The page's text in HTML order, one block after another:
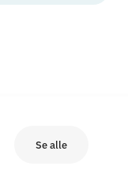
Se alle